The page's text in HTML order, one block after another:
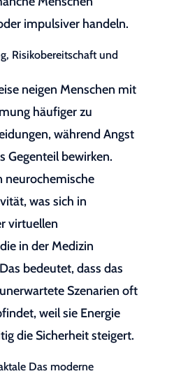
impulsiver handeln.
Risikobereitschaft und
neigen Menschen mit
häufiger zu
während Angst
Gegenteil bewirken.
neurochemische
was sich in
virtuellen
in der Medizin
bedeutet, dass das
Szenarien oft
weil sie Energie
die Sicherheit steigert.
Das moderne